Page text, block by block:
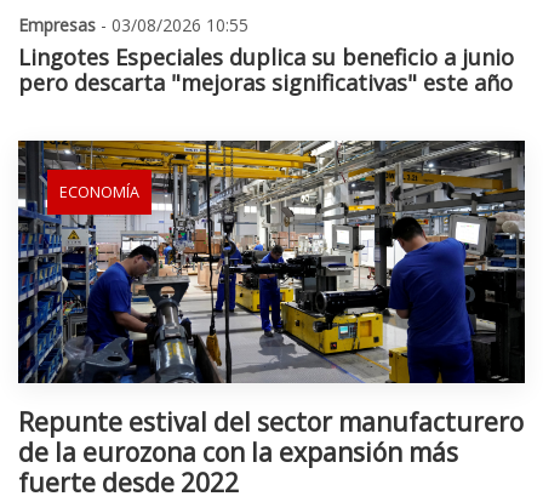
Empresas - 03/08/2026 10:55
Lingotes Especiales duplica su beneficio a junio
pero descarta "mejoras significativas" este año
ECONOMÍA
Repunte estival del sector manufacturero
de la eurozona con la expansión más
fuerte desde 2022